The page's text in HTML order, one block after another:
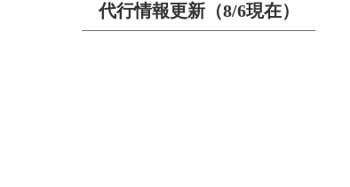
代行情報更新（8/6現在）